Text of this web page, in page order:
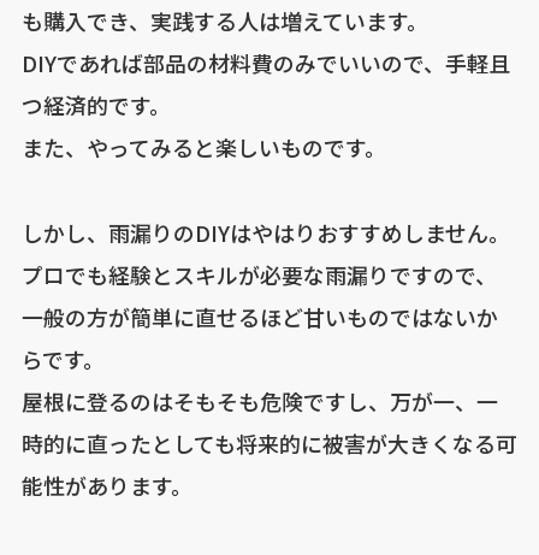
も購入でき、実践する人は増えています。
DIYであれば部品の材料費のみでいいので、手軽且
つ経済的です。
また、やってみると楽しいものです。
しかし、雨漏りのDIYはやはりおすすめしません。
プロでも経験とスキルが必要な雨漏りですので、
一般の方が簡単に直せるほど甘いものではないか
らです。
屋根に登るのはそもそも危険ですし、万が一、一
時的に直ったとしても将来的に被害が大きくなる可
能性があります。